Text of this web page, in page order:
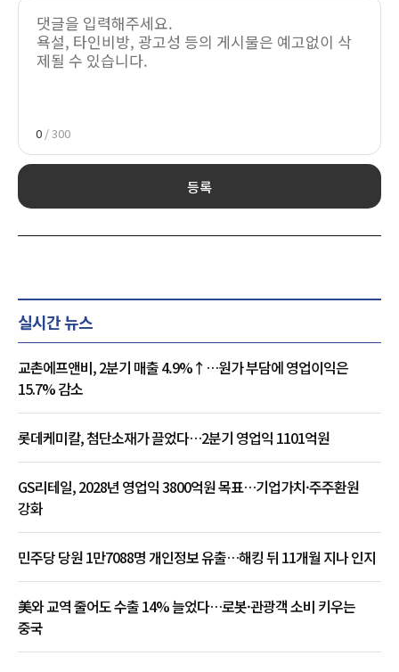
0 / 300
등록
실시간 뉴스
교촌에프앤비, 2분기 매출 4.9%↑…원가 부담에 영업이익은
15.7% 감소
롯데케미칼, 첨단소재가 끌었다…2분기 영업익 1101억원
GS리테일, 2028년 영업익 3800억원 목표…기업가치·주주환원
강화
민주당 당원 1만7088명 개인정보 유출…해킹 뒤 11개월 지나 인지
美와 교역 줄어도 수출 14% 늘었다…로봇·관광객 소비 키우는
중국